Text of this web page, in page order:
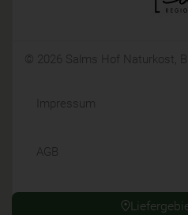
© 2026 Salms Hof Naturkost,
Impressum
AGB